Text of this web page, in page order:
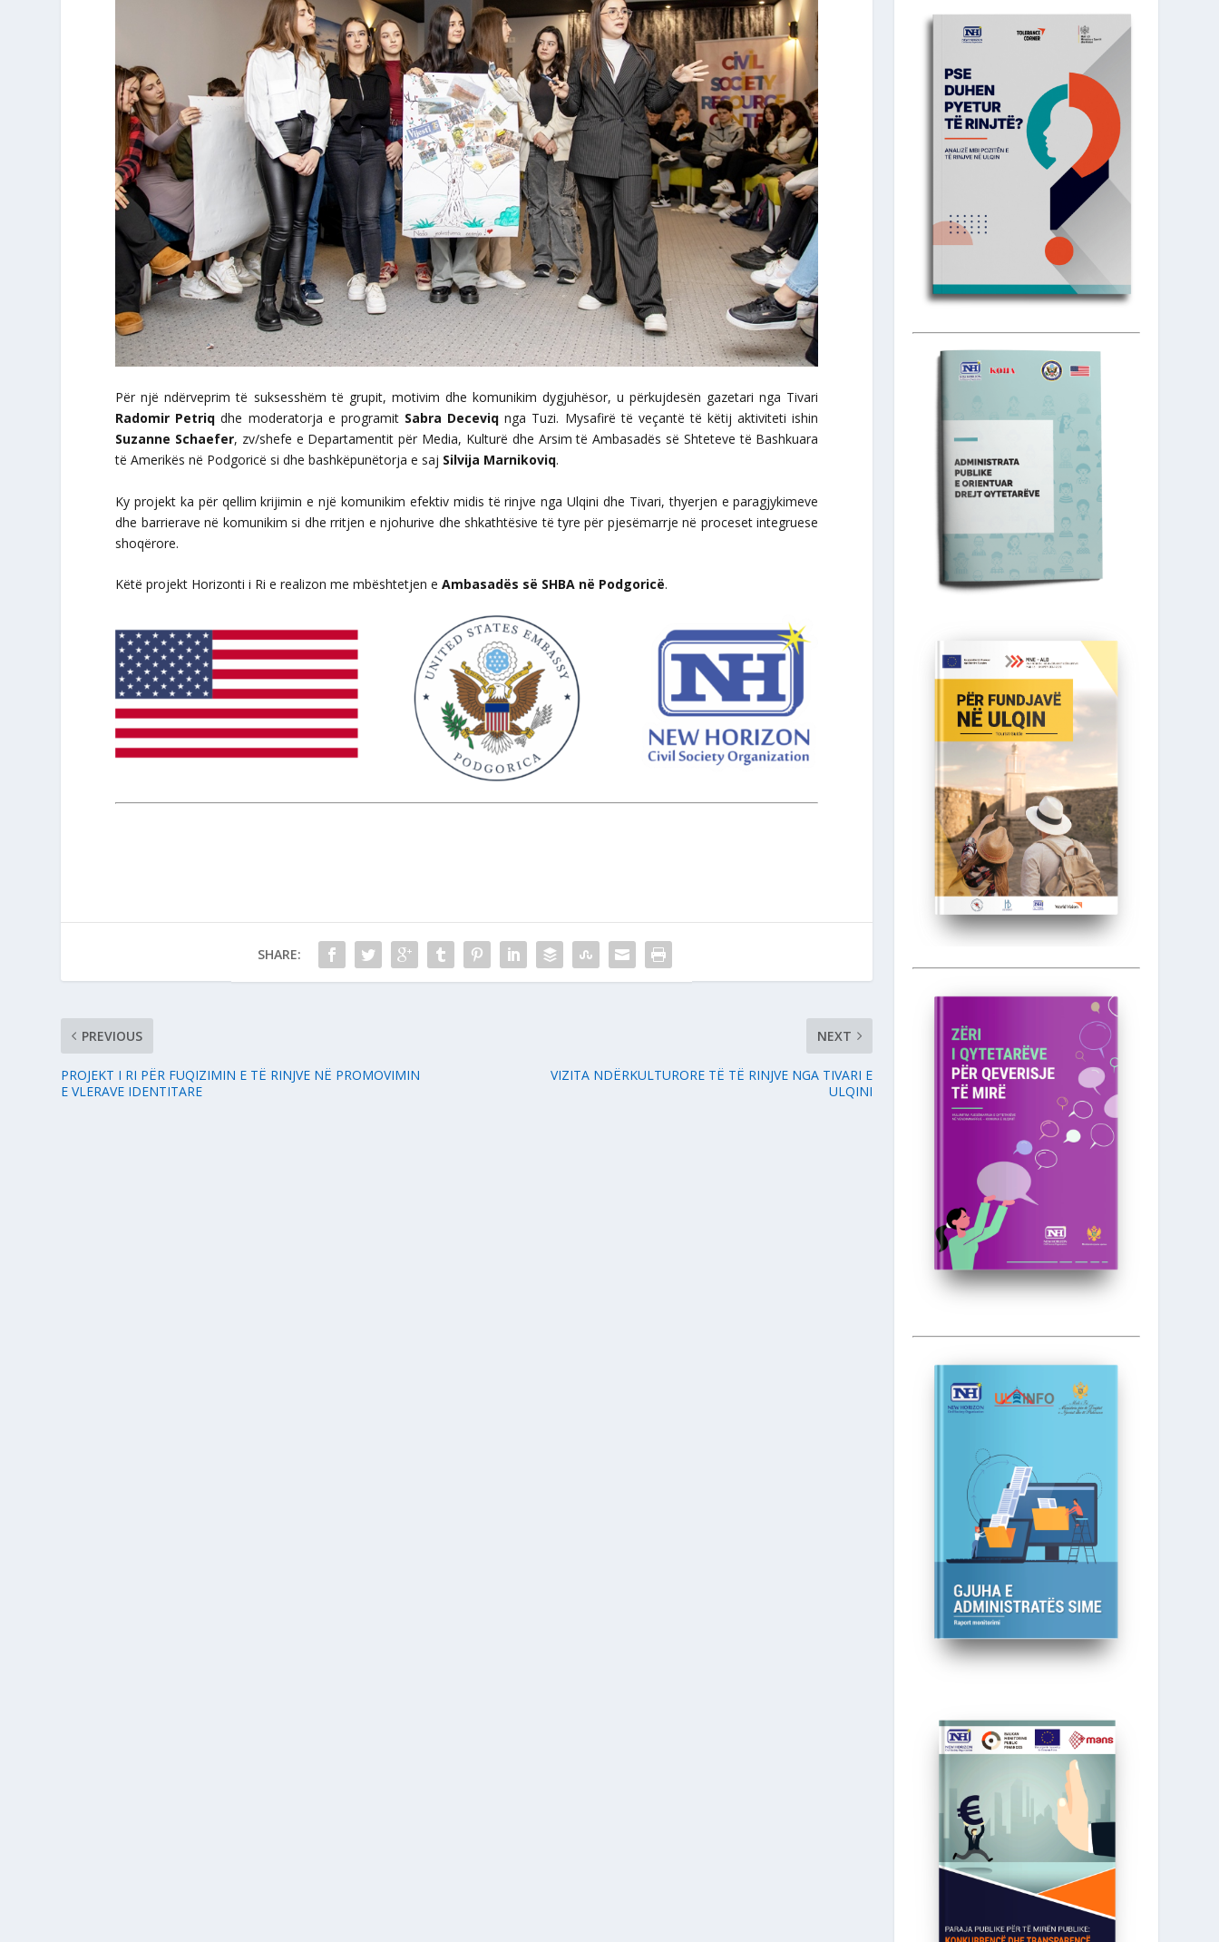
Për një ndërveprim të suksesshëm të grupit, motivim dhe komunikim dygjuhësor, u përkujdesën gazetari nga Tivari
Radomir Petriq dhe moderatorja e programit Sabra Deceviq nga Tuzi. Mysafirë të veçantë të këtij aktiviteti ishin
Suzanne Schaefer, zv/shefe e Departamentit për Media, Kulturë dhe Arsim të Ambasadës së Shteteve të Bashkuara
të Amerikës në Podgoricë si dhe bashkëpunëtorja e saj Silvija Marnikoviq.
Ky projekt ka për qellim krijimin e një komunikim efektiv midis të rinjve nga Ulqini dhe Tivari, thyerjen e paragjykimeve
dhe barrierave në komunikim si dhe rritjen e njohurive dhe shkathtësive të tyre për pjesëmarrje në proceset integruese
shoqërore.
Këtë projekt Horizonti i Ri e realizon me mbështetjen eAmbasadës së SHBA në Podgoricë.
SHARE:
PREVIOUS
PROJEKT I RI PËR FUQIZIMIN E TË RINJVE NË PROMOVIMIN
E VLERAVE IDENTITARE
NEXT
VIZITA NDËRKULTURORE TË TË RINJVE NGA TIVARI E
ULQINI